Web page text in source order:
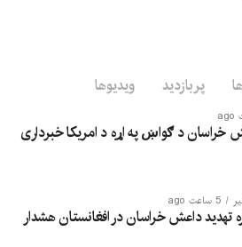
پربازدید ویدیوها
خراسان د ګواښ په اړه د امریکا خبرداری
5 ساعت ago
تهدید داعش خراسان در افغانستان هشدار